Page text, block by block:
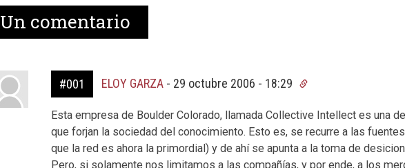
Un comentario
#001 ELOY GARZA- 29 octubre 2006 - 18:29
Esta empresa de Boulder Colorado, llamada Collective Intellect es una
que forjan la sociedad del conocimiento. Esto es, se recurre a las
que la red es ahora la primordial) y de ahí se apunta a la toma de
Pero, si solamente nos limitamos a las compañías, y por ende, a los